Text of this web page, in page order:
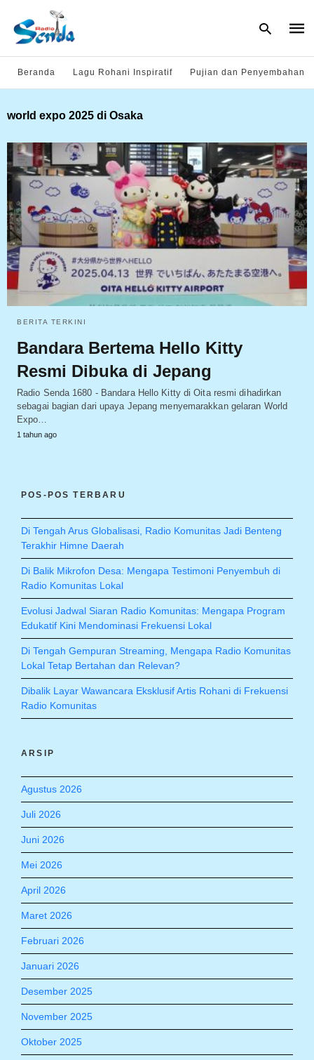
and
hit
Beranda Lagu Rohani Inspiratif Pujian dan Penyembahan
world expo 2025 di Osaka
BERITA TERKINI
Bandara Bertema Hello Kitty
Resmi Dibuka di Jepang
Radio Senda 1680 - Bandara Hello Kitty di Oita resmi dihadirkan
sebagai bagian dari upaya Jepang menyemarakkan gelaran World
Expo…
1 tahun ago
POS-POS TERBARU
Di Tengah Arus Globalisasi, Radio Komunitas Jadi Benteng
Terakhir Himne Daerah
Di Balik Mikrofon Desa: Mengapa Testimoni Penyembuh di
Radio Komunitas Lokal
Evolusi Jadwal Siaran Radio Komunitas: Mengapa Program
Edukatif Kini Mendominasi Frekuensi Lokal
Di Tengah Gempuran Streaming, Mengapa Radio Komunitas
Lokal Tetap Bertahan dan Relevan?
Dibalik Layar Wawancara Eksklusif Artis Rohani di Frekuensi
Radio Komunitas
ARSIP
Agustus 2026
Juli 2026
Juni 2026
Mei 2026
April 2026
Maret 2026
Februari 2026
Januari 2026
Desember 2025
November 2025
Oktober 2025